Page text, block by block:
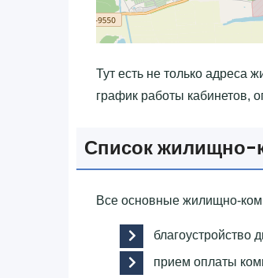
Тут есть не только адреса
график работы кабинетов,
Список жилищно-
Все основные жилищно-
благоустройство
прием оплаты